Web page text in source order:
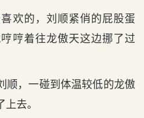
欢的，刘顺紧俏的屁股蛋
哼着往龙傲天这边挪了过
顺，一碰到体温较低的龙傲
去。